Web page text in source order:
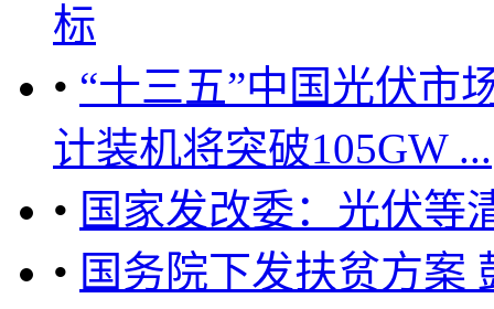
标
• “十三五”中国光伏市
计装机将突破105GW ...
• 国家发改委：光伏等
• 国务院下发扶贫方案